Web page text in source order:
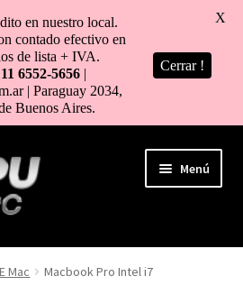
Menú
Mac Macbook Pro Intel i7
en nuestro local.
contado efectivo en
de lista + IVA.
6552-5656 |
| Paraguay 2034,
Buenos Aires.
Cerrar !
X